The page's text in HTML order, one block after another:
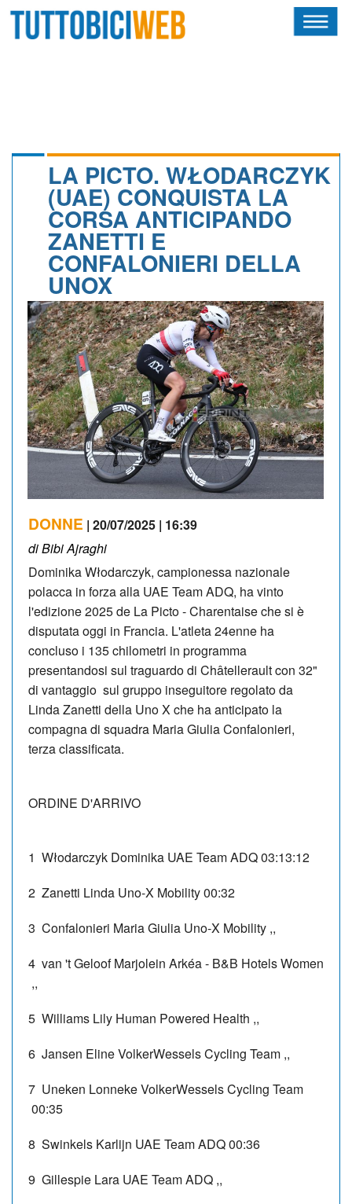
CALENDARIO
ALBI D'ORO
NEWSLETTER
LA PICTO. WŁODARCZYK
(UAE) CONQUISTA LA
CORSA ANTICIPANDO
ZANETTI E
CONFALONIERI DELLA
UNOX
DONNE | 20/07/2025 | 16:39
di Bibi Ajraghi
Dominika Włodarczyk, campionessa nazionale
polacca in forza alla UAE Team ADQ, ha vinto
l'edizione 2025 de La Picto - Charentaise che si è
disputata oggi in Francia. L'atleta 24enne ha
concluso i 135 chilometri in programma
presentandosi sul traguardo di Châtellerault con 32"
di vantaggio sul gruppo inseguitore regolato da
Linda Zanetti della Uno X che ha anticipato la
compagna di squadra Maria Giulia Confalonieri,
terza classificata.
ORDINE D'ARRIVO
1 Włodarczyk Dominika UAE Team ADQ03:13:12
2 Zanetti Linda Uno-X Mobility00:32
3 Confalonieri Maria Giulia Uno-X Mobility ,,
4 van 't Geloof Marjolein Arkéa - B&B Hotels Women
,,
5 Williams Lily Human Powered Health ,,
6 Jansen ElineVolkerWessels Cycling Team ,,
7 Uneken LonnekeVolkerWessels Cycling Team
00:35
8 Swinkels Karlijn UAE Team ADQ00:36
9 Gillespie Lara UAE Team ADQ ,,